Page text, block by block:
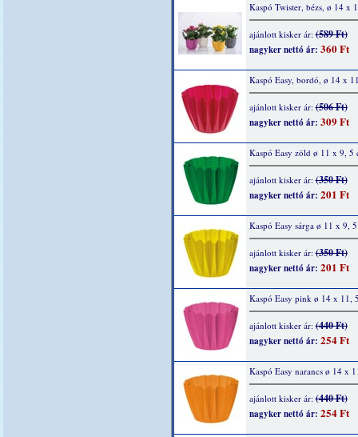
Kaspó Twister, bézs, ø 14 x
ajánlott kisker ár:(589 Ft)
nagyker nettó ár: 360 Ft
Kaspó Easy, bordó, ø 14 x
ajánlott kisker ár:(506 Ft)
nagyker nettó ár: 309 Ft
Kaspó Easy zöld ø 11 x 9, 5
ajánlott kisker ár:(350 Ft)
nagyker nettó ár: 201 Ft
Kaspó Easy sárga ø 11 x 9,
ajánlott kisker ár:(350 Ft)
nagyker nettó ár: 201 Ft
Kaspó Easy pink ø 14 x 11,
ajánlott kisker ár:(440 Ft)
nagyker nettó ár: 254 Ft
Kaspó Easy narancs ø 14 x
ajánlott kisker ár:(440 Ft)
nagyker nettó ár: 254 Ft